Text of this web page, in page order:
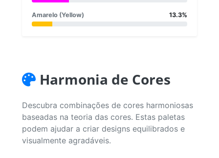
Amarelo (Yellow) 13.3%
Harmonia de Cores
Descubra combinações de cores harmoniosas
baseadas na teoria das cores. Estas paletas
podem ajudar a criar designs equilibrados e
visualmente agradáveis.